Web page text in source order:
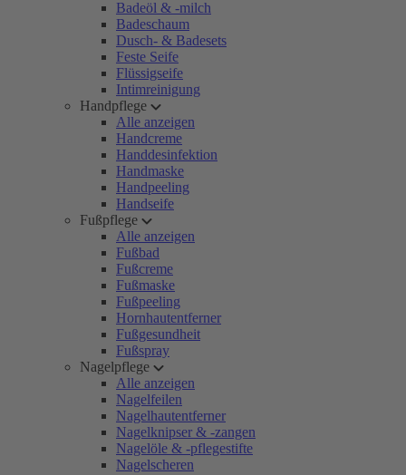
Badeöl & -milch
Badeschaum
Dusch- & Badesets
Feste Seife
Flüssigseife
Intimreinigung
Handpflege
Alle anzeigen
Handcreme
Handdesinfektion
Handmaske
Handpeeling
Handseife
Fußpflege
Alle anzeigen
Fußbad
Fußcreme
Fußmaske
Fußpeeling
Hornhautentferner
Fußgesundheit
Fußspray
Nagelpflege
Alle anzeigen
Nagelfeilen
Nagelhautentferner
Nagelknipser & -zangen
Nagelöle & -pflegestifte
Nagelscheren